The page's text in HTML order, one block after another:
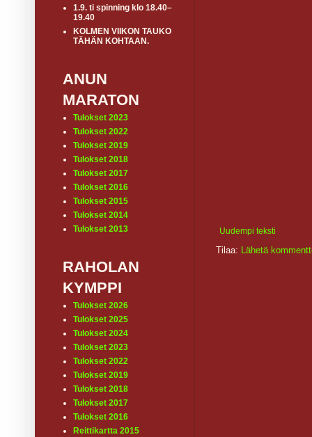
Uudempi teksti
Tilaa: Lähetä
1.9. ti spinning klo 18.40–
19.40
KOLMEN VIIKON TAUKO
TÄHÄN KOHTAAN.
ANUN
MARATON
Tulokset 2023
Tulokset 2022
Tulokset 2019
Tulokset 2018
Tulokset 2017
Tulokset 2016
Tulokset 2015
Tulokset 2014
Tulokset 2013
RAHOLAN
KYMPPI
Tulokset 2026
Tulokset 2025
Tulokset 2024
Tulokset 2023
Tulokset 2022
Tulokset 2019
Tulokset 2018
Tulokset 2017
Tulokset 2016
Reittikartta 2015